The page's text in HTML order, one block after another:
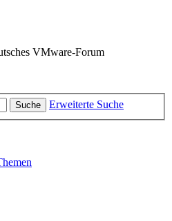
VMware-Forum
Suche Erweiterte Suche